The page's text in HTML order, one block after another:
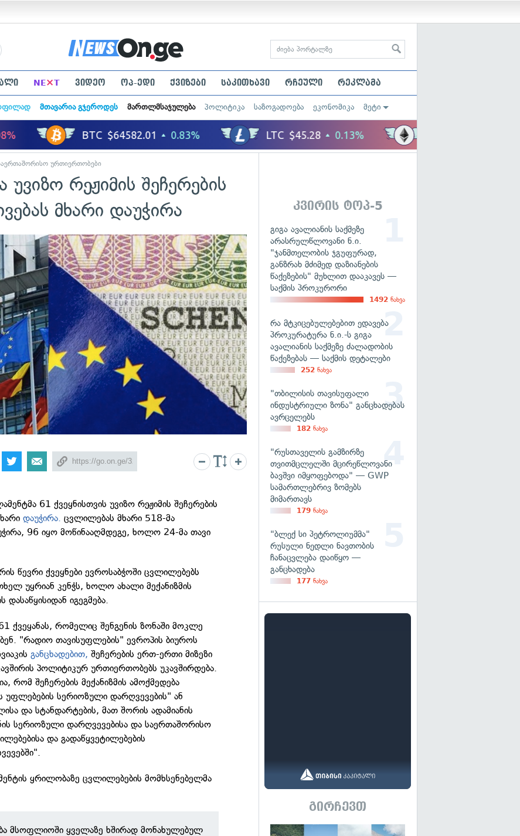
NE×T ვიდეო ოპ-ედი ქვიზები საკითხავი რჩეული რეკლამა
მთავარია გჯეროდეს მართლმსაჯულება პოლიტიკა საზოგადოება ეკონომიკა მეტი
ურთიერთობები
რეჟიმის შეჩერების
მხარი დაუჭირა
61 ქვეყნისთვის უვიზო რეჟიმის შეჩერების
დაუჭირა. ცვლილებას მხარი 518-მა
96 იყო მოწინააღმდეგე, ხოლო 24-მა თავი
წევრი ქვეყნები ევროსაბჭოში ცვლილებებს
უყრიან კენჭს, ხოლო ახალი მექანიზმის
იგეგმება.
61 ქვეყანას, რომელიც შენგენის ზონაში მოკლე
"რადიო თავისუფლების" ევროპის ბიუროს
განცხადებით,შეჩერების ერთ-ერთი მიზეზი
პოლიტიკურ ურთიერთობებს უკავშირდება.
რომ შეჩერების მექანიზმის ამოქმედება
უფლებების სერიოზული დარღვევების" ან
და სტანდარტების, მათ შორის ადამიანის
სერიოზული დარღვევებისა და საერთაშორისო
და გადაწყვეტილებების
ყრილობაზე ცვლილებების მომხსენებელმა
მსოფლიოში ყველაზე ხშირად მონახულებულ
კვირის ტოპ-5
გიგა ავალიანის საქმეზე
არასრულწლოვანი ნ.ი.
"ჯანმთელობის ჯგუფურად,
განზრახ მძიმედ დაზიანების
წაქეზების" მუხლით დააკავეს —
საქმის პროკურორი
1492 ნახვა
რა მტკიცებულებებით ედავება
პროკურატურა ნ.ი.-ს გიგა
ავალიანის საქმეზე ძალადობის
წაქეზებას — საქმის დეტალები
252 ნახვა
"თბილისის თავისუფალი
ინდუსტრიული ზონა" განცხადებას
ავრცელებს
182 ნახვა
"რუსთაველის გამზირზე
თვითმცლელში მცირეწლოვანი
ბავშვი იმყოფებოდა" — GWP
სამართლებრივ ზომებს
მიმართავს
179 ნახვა
"ბლექ სი პეტროლიუმმა"
რუსული ნედლი ნავთობის
ჩანაცვლება დაიწყო —
განცხადება
177 ნახვა
გირჩევთ